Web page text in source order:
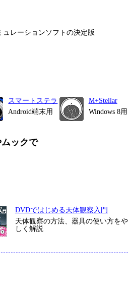
レーションソフトの決定版
スマートステラ
Android端末用
M+Stellar
Windows 8用
ックで
DVDではじめる天体観察入門
天体観察の方法、器具の使い方をや
しく解説